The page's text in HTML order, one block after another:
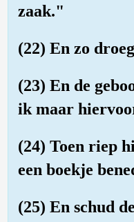
zaak."
(22) En zo
(23) En de
ik maar
(24) Toen riep
een boekje
(25) En schud